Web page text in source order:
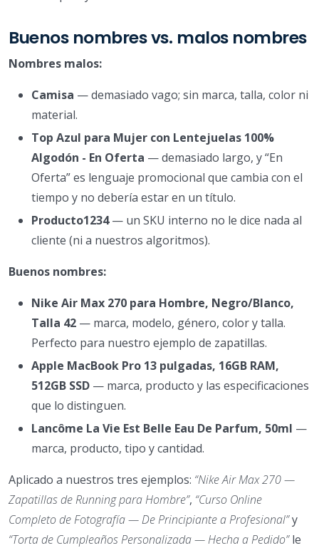
Buenos nombres vs. malos nombres
Nombres malos:
Camisa — demasiado vago; sin marca, talla, color ni
material.
Top Azul para Mujer con Lentejuelas 100%
Algodón - En Oferta — demasiado largo, y “En
Oferta” es lenguaje promocional que cambia con el
tiempo y no debería estar en un título.
Producto1234— un SKU interno no le dice nada al
cliente (ni a nuestros algoritmos).
Buenos nombres:
Nike Air Max 270 para Hombre, Negro/Blanco,
Talla 42 — marca, modelo, género, color y talla.
Perfecto para nuestro ejemplo de zapatillas.
Apple MacBook Pro 13 pulgadas, 16GB RAM,
512GB SSD — marca, producto y las especificaciones
que lo distinguen.
Lancôme La Vie Est Belle Eau De Parfum, 50ml —
marca, producto, tipo y cantidad.
Aplicado a nuestros tres ejemplos: “Nike Air Max 270 —
Zapatillas de Running para Hombre”, “Curso Online
Completo de Fotografía — De Principiante a Profesional”y
“Torta de Cumpleaños Personalizada — Hecha a Pedido”le